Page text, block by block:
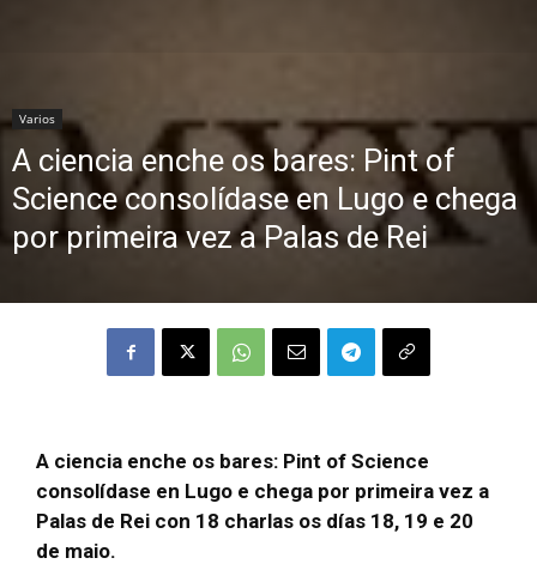
Varios
A ciencia enche os bares: Pint of
Science consolídase en Lugo e chega
por primeira vez a Palas de Rei
A ciencia enche os bares: Pint of Science
consolídase en Lugo e chega por primeira vez a
Palas de Rei con 18 charlas os días 18, 19 e 20
de maio.